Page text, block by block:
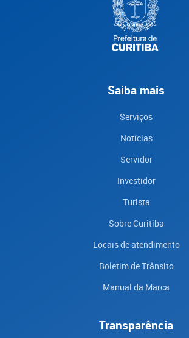
Saiba mais
Serviços
Notícias
Servidor
Investidor
Turista
Sobre Curitiba
Locais de atendimento
Boletim de Trânsito
Manual da Marca
Transparência